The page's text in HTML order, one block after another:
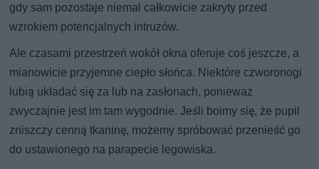
gdy sam pozostaje niemal całkowicie zakryty przed
wzrokiem potencjalnych intruzów.
Ale czasami przestrzeń wokół okna oferuje coś jeszcze, a
mianowicie przyjemne ciepło słońca. Niektóre czworonogi
lubią układać się za lub na zasłonach, ponieważ
zwyczajnie jest im tam wygodnie. Jeśli boimy się, że pupil
zniszczy cenną tkaninę, możemy spróbować przenieść go
do ustawionego na parapecie legowiska.